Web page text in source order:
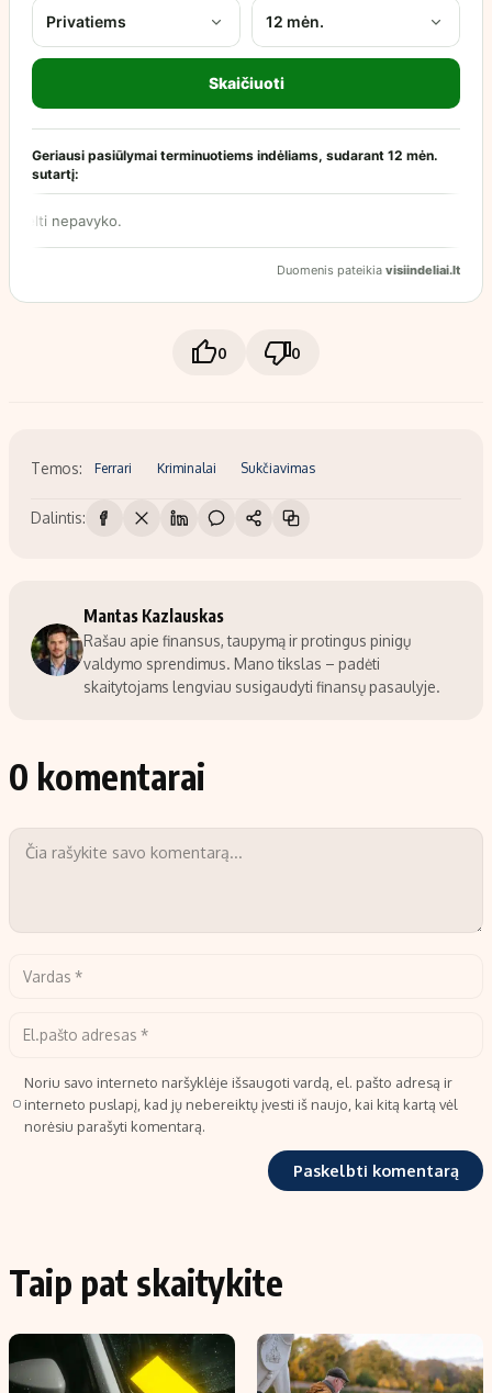
0 0
Temos: Ferrari Kriminalai Sukčiavimas
Dalintis:
Mantas Kazlauskas
Rašau apie finansus, taupymą ir protingus pinigų
valdymo sprendimus. Mano tikslas – padėti
skaitytojams lengviau susigaudyti finansų pasaulyje.
0 komentarai
Noriu savo interneto naršyklėje išsaugoti vardą, el. pašto adresą ir
interneto puslapį, kad jų nebereiktų įvesti iš naujo, kai kitą kartą vėl
norėsiu parašyti komentarą.
Taip pat skaitykite